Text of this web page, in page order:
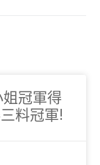
姐冠軍得
料冠軍!